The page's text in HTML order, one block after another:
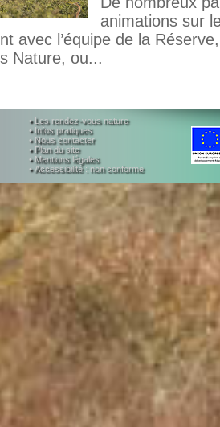
animations sur
avec l’équipe de la
Nature, ou...
• Les rendez-vous nature
• Infos pratiques
• Nous contacter
• Plan du site
• Mentions légales
• Accessibilité : non conforme